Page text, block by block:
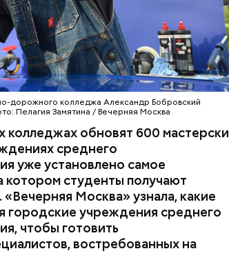
дорожного колледжа Александр Бобровский
Пелагия Замятина / Вечерняя Москва
колледжах обновят 600
среднего
уже установлено самое
студенты получают
Москва» узнала, какие
городские учреждения среднего
чтобы готовить
востребованных на
и лабораторий. Ирина
полностью обновить
в том числе — построить
60 тысяч студентов.
КОЛЛЕДЖИ
ученица 10 «Г» класса Мария
кинопроизводственную
Это декорации,
Стругацких «Трудно быть
га представляет собой
специалистами максимально
«Москино» Мария не
жизнь с этой сферой. Но теперь
вызывать ее живой интерес.